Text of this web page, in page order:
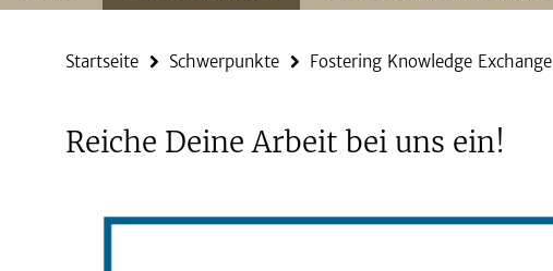
Startseite Schwerpunkte Fostering Knowledge Exchange
Reiche Deine Arbeit bei uns ein!